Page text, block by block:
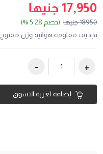
17,950 جنيها
18950 جنيها
(خصم 5.28 %)
تجديف مقاومه هوائيه وزن مفتوح
إضافة لعربة التسوق